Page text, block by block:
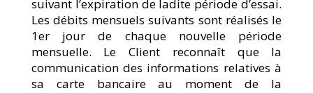
suivant l’expiration de ladite période d’essai.
Les débits mensuels suivants sont réalisés le
1er jour de chaque nouvelle période
mensuelle. Le Client reconnaît que la
communication des informations relatives à
sa carte bancaire au moment de la